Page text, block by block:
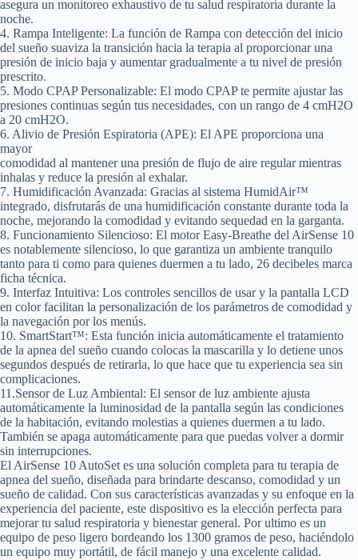
asegura un monitoreo exhaustivo de tu salud respiratoria durante la
noche.
4. Rampa Inteligente: La función de Rampa con detección del inicio
del sueño suaviza la transición hacia la terapia al proporcionar una
presión de inicio baja y aumentar gradualmente a tu nivel de presión
prescrito.
5. Modo CPAP Personalizable: El modo CPAP te permite ajustar las
presiones continuas según tus necesidades, con un rango de 4 cmH2O
a 20 cmH2O.
6. Alivio de Presión Espiratoria (APE): El APE proporciona una
mayor
comodidad al mantener una presión de flujo de aire regular mientras
inhalas y reduce la presión al exhalar.
7. Humidificación Avanzada: Gracias al sistema HumidAir™
integrado, disfrutarás de una humidificación constante durante toda la
noche, mejorando la comodidad y evitando sequedad en la garganta.
8. Funcionamiento Silencioso: El motor Easy-Breathe del AirSense 10
es notablemente silencioso, lo que garantiza un ambiente tranquilo
tanto para ti como para quienes duermen a tu lado, 26 decibeles marca
ficha técnica.
9. Interfaz Intuitiva: Los controles sencillos de usar y la pantalla LCD
en color facilitan la personalización de los parámetros de comodidad y
la navegación por los menús.
10. SmartStart™: Esta función inicia automáticamente el tratamiento
de la apnea del sueño cuando colocas la mascarilla y lo detiene unos
segundos después de retirarla, lo que hace que tu experiencia sea sin
complicaciones.
11.Sensor de Luz Ambiental: El sensor de luz ambiente ajusta
automáticamente la luminosidad de la pantalla según las condiciones
de la habitación, evitando molestias a quienes duermen a tu lado.
También se apaga automáticamente para que puedas volver a dormir
sin interrupciones.
El AirSense 10 AutoSet es una solución completa para tu terapia de
apnea del sueño, diseñada para brindarte descanso, comodidad y un
sueño de calidad. Con sus características avanzadas y su enfoque en la
experiencia del paciente, este dispositivo es la elección perfecta para
mejorar tu salud respiratoria y bienestar general. Por ultimo es un
equipo de peso ligero bordeando los 1300 gramos de peso, haciéndolo
un equipo muy portátil, de fácil manejo y una excelente calidad.